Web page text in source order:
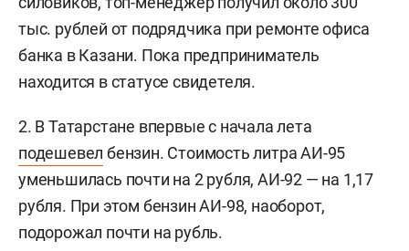
тыс. рублей от подрядчика при ремонте офиса
банка в Казани. Пока предприниматель
находится в статусе свидетеля.
2. В Татарстане впервые с начала лета
подешевел бензин. Стоимость литра АИ-95
уменьшилась почти на 2 рубля, АИ-92 — на 1,17
рубля. При этом бензин АИ-98, наоборот,
подорожал почти на рубль.